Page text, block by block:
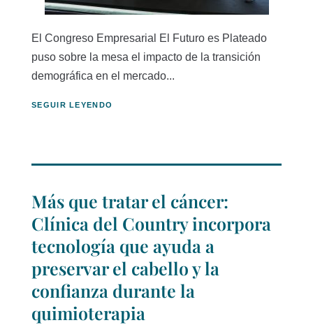
El Congreso Empresarial El Futuro es Plateado
puso sobre la mesa el impacto de la transición
demográfica en el mercado...
SEGUIR LEYENDO
Más que tratar el cáncer:
Clínica del Country incorpora
tecnología que ayuda a
preservar el cabello y la
confianza durante la
quimioterapia